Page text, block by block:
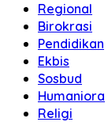
Regional
Birokrasi
Pendidikan
Ekbis
Sosbud
Humaniora
Religi